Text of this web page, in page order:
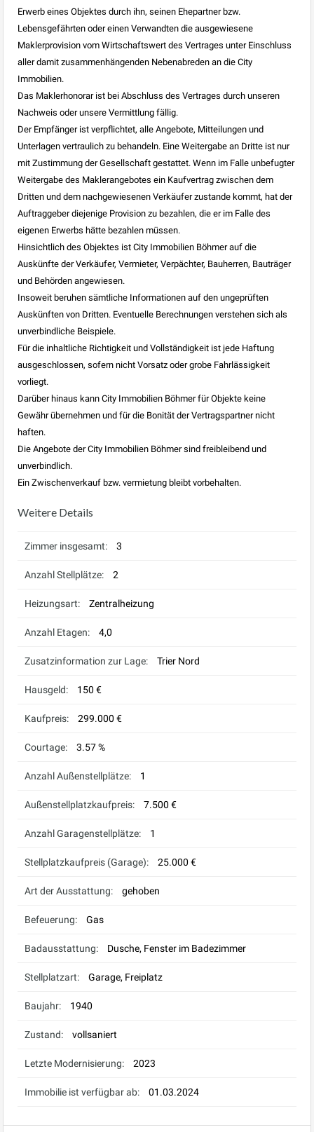
Erwerb eines Objektes durch ihn, seinen Ehepartner bzw.
Lebensgefährten oder einen Verwandten die ausgewiesene
Maklerprovision vom Wirtschaftswert des Vertrages unter Einschluss
aller damit zusammenhängenden Nebenabreden an die City
Immobilien.
Das Maklerhonorar ist bei Abschluss des Vertrages durch unseren
Nachweis oder unsere Vermittlung fällig.
Der Empfänger ist verpflichtet, alle Angebote, Mitteilungen und
Unterlagen vertraulich zu behandeln. Eine Weitergabe an Dritte ist nur
mit Zustimmung der Gesellschaft gestattet. Wenn im Falle unbefugter
Weitergabe des Maklerangebotes ein Kaufvertrag zwischen dem
Dritten und dem nachgewiesenen Verkäufer zustande kommt, hat der
Auftraggeber diejenige Provision zu bezahlen, die er im Falle des
eigenen Erwerbs hätte bezahlen müssen.
Hinsichtlich des Objektes ist City Immobilien Böhmer auf die
Auskünfte der Verkäufer, Vermieter, Verpächter, Bauherren, Bauträger
und Behörden angewiesen.
Insoweit beruhen sämtliche Informationen auf den ungeprüften
Auskünften von Dritten. Eventuelle Berechnungen verstehen sich als
unverbindliche Beispiele.
Für die inhaltliche Richtigkeit und Vollständigkeit ist jede Haftung
ausgeschlossen, sofern nicht Vorsatz oder grobe Fahrlässigkeit
vorliegt.
Darüber hinaus kann City Immobilien Böhmer für Objekte keine
Gewähr übernehmen und für die Bonität der Vertragspartner nicht
haften.
Die Angebote der City Immobilien Böhmer sind freibleibend und
unverbindlich.
Ein Zwischenverkauf bzw. vermietung bleibt vorbehalten.
Weitere Details
Zimmer insgesamt: 3
Anzahl Stellplätze: 2
Heizungsart: Zentralheizung
Anzahl Etagen: 4,0
Zusatzinformation zur Lage: Trier Nord
Hausgeld: 150 €
Kaufpreis: 299.000 €
Courtage: 3.57 %
Anzahl Außenstellplätze: 1
Außenstellplatzkaufpreis: 7.500 €
Anzahl Garagenstellplätze: 1
Stellplatzkaufpreis (Garage): 25.000 €
Art der Ausstattung: gehoben
Befeuerung: Gas
Badausstattung: Dusche, Fenster im Badezimmer
Stellplatzart: Garage, Freiplatz
Baujahr: 1940
Zustand: vollsaniert
Letzte Modernisierung: 2023
Immobilie ist verfügbar ab: 01.03.2024